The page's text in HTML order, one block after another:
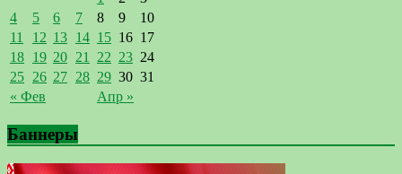
« Фев Апр »
4
5 6 7 8 9
10
11
12 13 14 15 16 17
18 19 20 21 22 23 24
25 26 27 28 29 30 31
Баннеры